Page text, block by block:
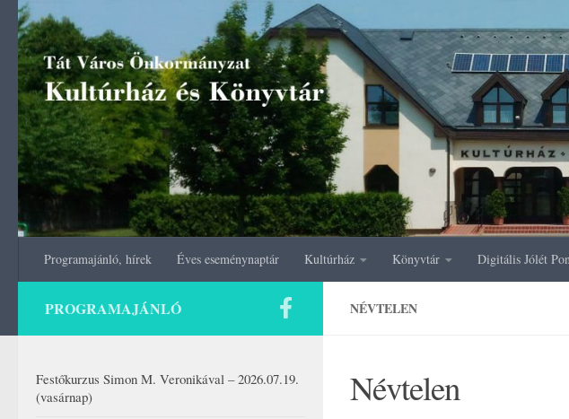
Skip to content
Programajánló, hírek Éves eseménynaptár Kultúrház Könyvtár Digitális Jólét
NÉVTELEN
Névtelen
PROGRAMAJÁNLÓ
Festőkurzus Simon M. Veronikával – 2026.07.19.
(vasárnap)